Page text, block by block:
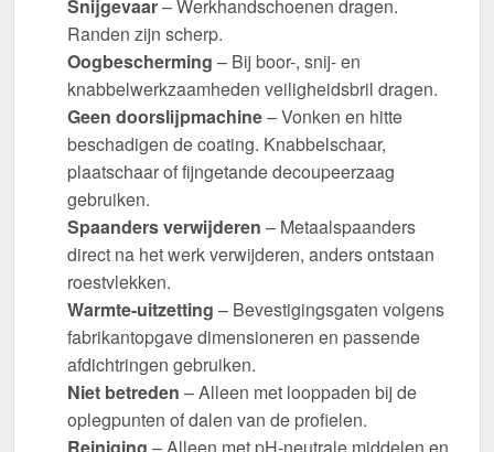
Snijgevaar– Werkhandschoenen dragen.
Randen zijn scherp.
Oogbescherming – Bij boor-, snij- en
knabbelwerkzaamheden veiligheidsbril dragen.
Geen doorslijpmachine– Vonken en hitte
beschadigen de coating. Knabbelschaar,
plaatschaar of fijngetande decoupeerzaag
gebruiken.
Spaanders verwijderen – Metaalspaanders
direct na het werk verwijderen, anders ontstaan
roestvlekken.
Warmte-uitzetting – Bevestigingsgaten volgens
fabrikantopgave dimensioneren en passende
afdichtringen gebruiken.
Niet betreden – Alleen met looppaden bij de
oplegpunten of dalen van de profielen.
Reiniging – Alleen met pH-neutrale middelen en